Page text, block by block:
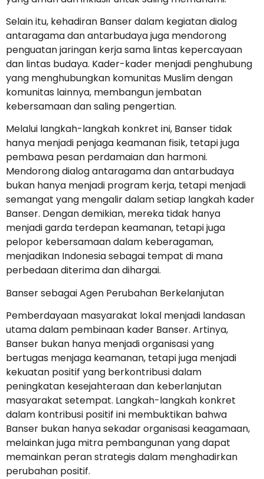
Selain itu, kehadiran Banser dalam kegiatan dialog
antaragama dan antarbudaya juga mendorong
penguatan jaringan kerja sama lintas kepercayaan
dan lintas budaya. Kader-kader menjadi penghubung
yang menghubungkan komunitas Muslim dengan
komunitas lainnya, membangun jembatan
kebersamaan dan saling pengertian.
Melalui langkah-langkah konkret ini, Banser tidak
hanya menjadi penjaga keamanan fisik, tetapi juga
pembawa pesan perdamaian dan harmoni.
Mendorong dialog antaragama dan antarbudaya
bukan hanya menjadi program kerja, tetapi menjadi
semangat yang mengalir dalam setiap langkah kader
Banser. Dengan demikian, mereka tidak hanya
menjadi garda terdepan keamanan, tetapi juga
pelopor kebersamaan dalam keberagaman,
menjadikan Indonesia sebagai tempat di mana
perbedaan diterima dan dihargai.
Banser sebagai Agen Perubahan Berkelanjutan
Pemberdayaan masyarakat lokal menjadi landasan
utama dalam pembinaan kader Banser. Artinya,
Banser bukan hanya menjadi organisasi yang
bertugas menjaga keamanan, tetapi juga menjadi
kekuatan positif yang berkontribusi dalam
peningkatan kesejahteraan dan keberlanjutan
masyarakat setempat. Langkah-langkah konkret
dalam kontribusi positif ini membuktikan bahwa
Banser bukan hanya sekadar organisasi keagamaan,
melainkan juga mitra pembangunan yang dapat
memainkan peran strategis dalam menghadirkan
perubahan positif.